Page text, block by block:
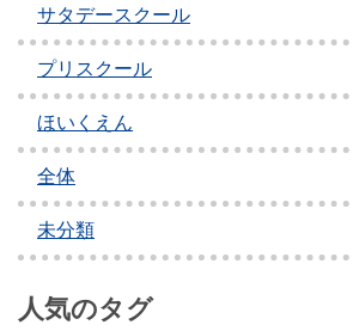
サタデースクール
プリスクール
ほいくえん
全体
未分類
人気のタグ